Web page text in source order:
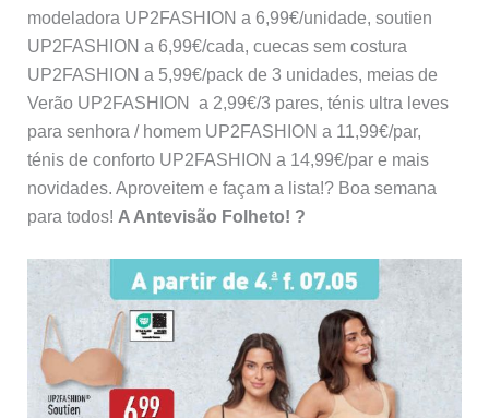
modeladora UP2FASHION a 6,99€/unidade, soutien
UP2FASHION a 6,99€/cada, cuecas sem costura
UP2FASHION a 5,99€/pack de 3 unidades, meias de
Verão UP2FASHION a 2,99€/3 pares, ténis ultra leves
para senhora / homem UP2FASHION a 11,99€/par,
ténis de conforto UP2FASHION a 14,99€/par e mais
novidades. Aproveitem e façam a lista!? Boa semana
para todos! A Antevisão Folheto! ?